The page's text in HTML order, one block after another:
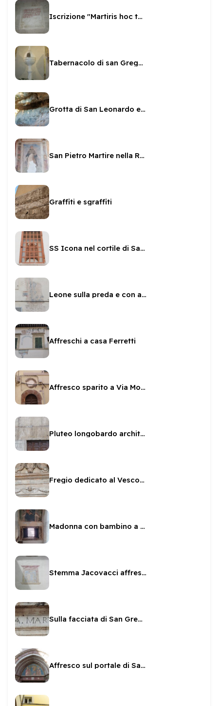
Iscrizione "Martiris hoc templum"
Tabernacolo di san Gregorio
Grotta di San Leonardo ed affreschi
San Pietro Martire nella Rocca
Graffiti e sgraffiti
SS Icona nel cortile di San Gregorio
Leone sulla preda e con asta a Piazza del Mercato
Affreschi a casa Ferretti
Affresco sparito a Via Monterone
Pluteo longobardo architrave di San Gregorio
Fregio dedicato al Vescovo Sanvitale
Madonna con bambino a S. Angelo
Stemma Jacovacci affrescato su Palazzo Collicola
Sulla facciata di San Gregorio
Affresco sul portale di San Nicolò